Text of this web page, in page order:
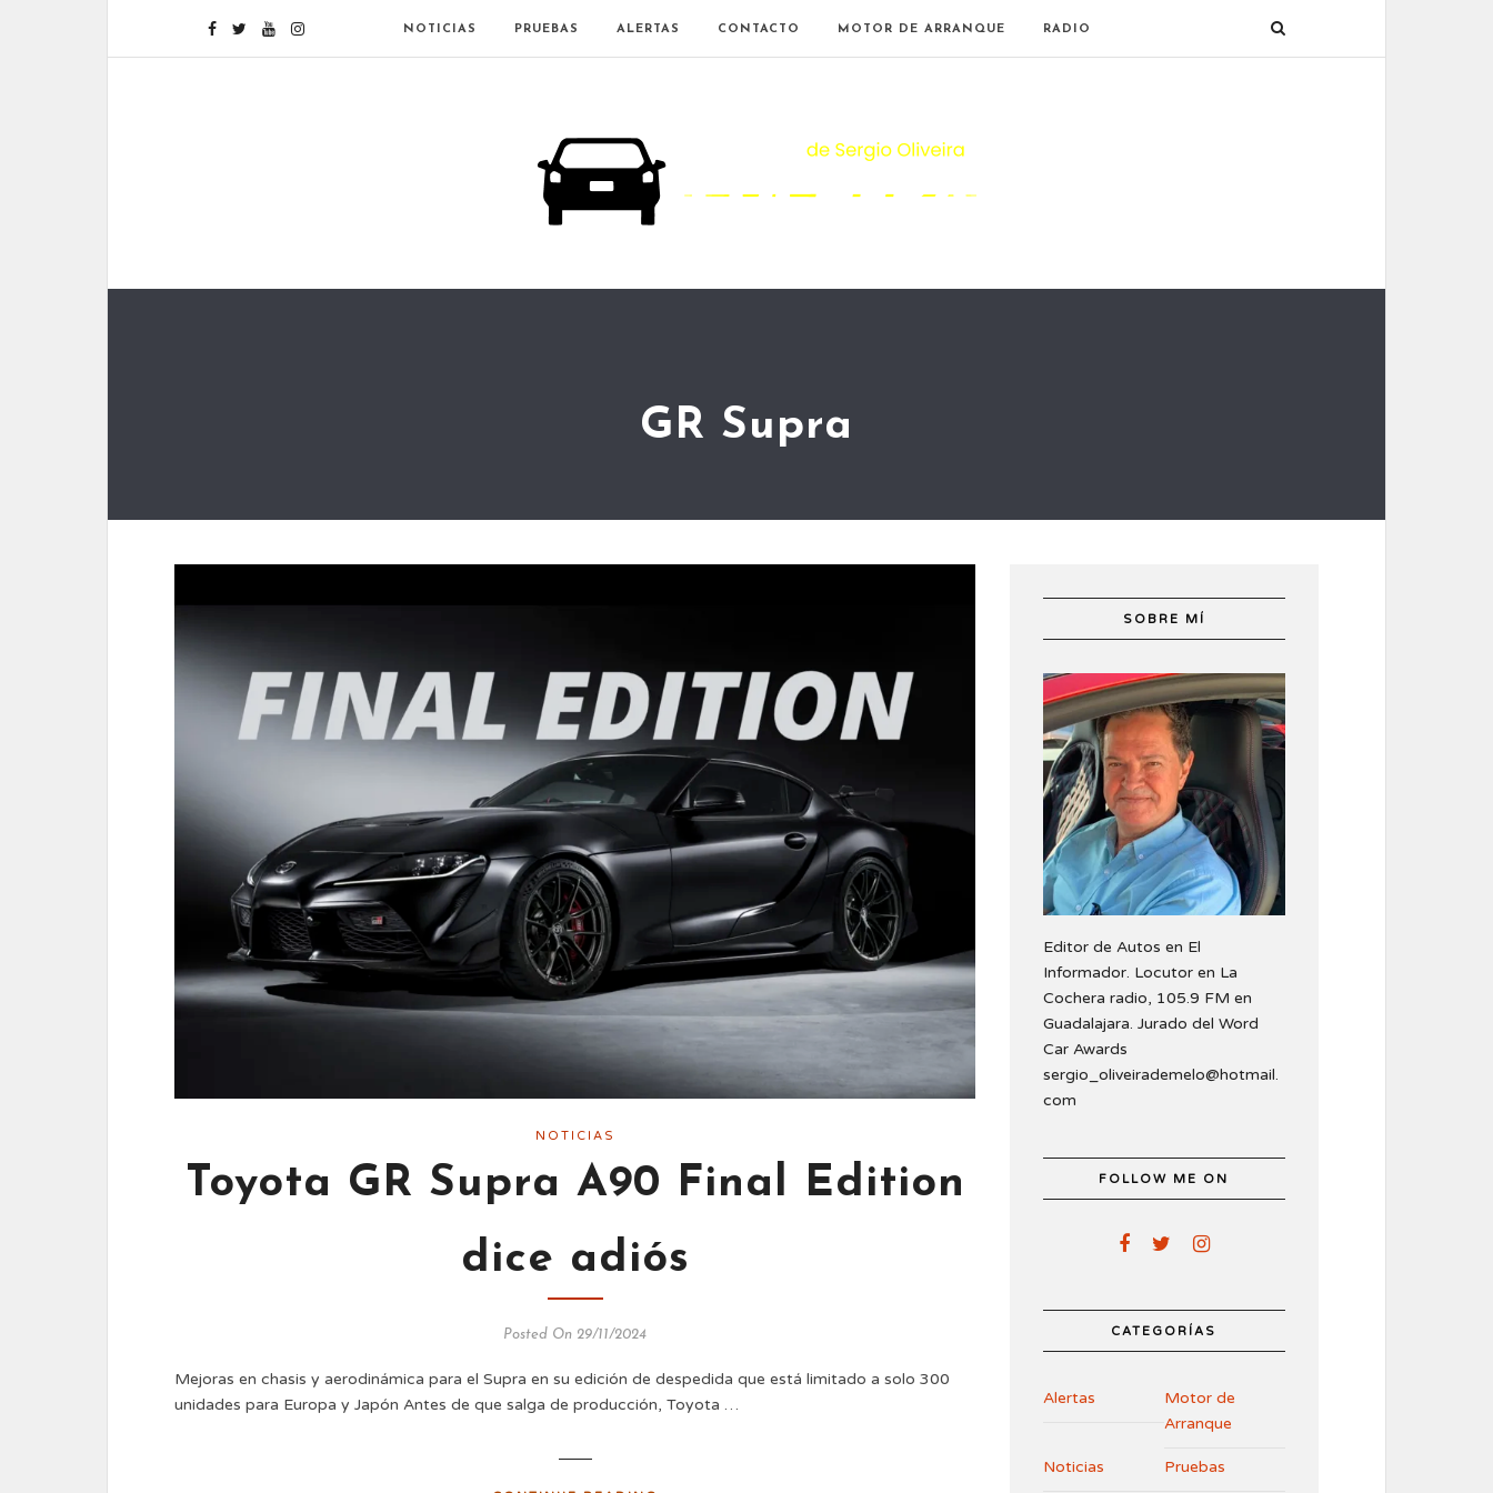
NOTICIAS PRUEBAS ALERTAS CONTACTO MOTOR DE ARRANQUE RADIO
GR Supra
NOTICIAS
Toyota GR Supra A90 Final Edition
dice adiós
Posted On 29/11/2024
Mejoras en chasis y aerodinámica para el Supra en su edición de despedida que está limitado a solo 300
unidades para Europa y Japón Antes de que salga de producción, Toyota …
SOBRE MÍ
Editor de Autos en El
Informador. Locutor en La
Cochera radio, 105.9 FM en
Guadalajara. Jurado del Word
Car Awards
sergio_oliveirademelo@hotmail.
com
FOLLOW ME ON
CATEGORÍAS
Alertas
Motor de
Arranque
Noticias Pruebas